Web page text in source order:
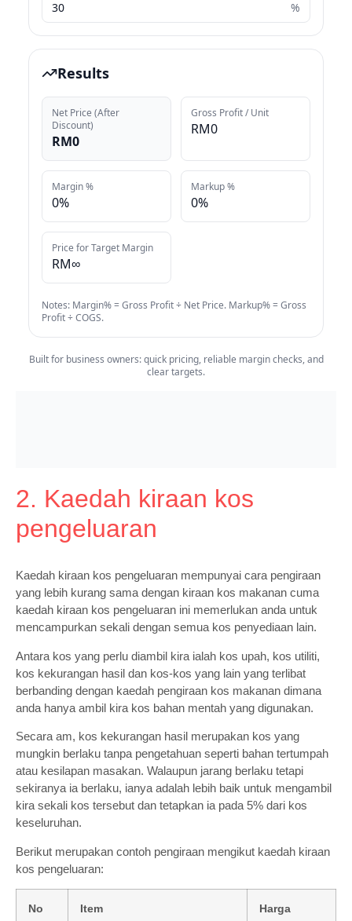
2. Kaedah kiraan kos
pengeluaran
Kaedah kiraan kos pengeluaran mempunyai cara pengiraan
yang lebih kurang sama dengan kiraan kos makanan cuma
kaedah kiraan kos pengeluaran ini memerlukan anda untuk
mencampurkan sekali dengan semua kos penyediaan lain.
Antara kos yang perlu diambil kira ialah kos upah, kos utiliti,
kos kekurangan hasil dan kos-kos yang lain yang terlibat
berbanding dengan kaedah pengiraan kos makanan dimana
anda hanya ambil kira kos bahan mentah yang digunakan.
Secara am, kos kekurangan hasil merupakan kos yang
mungkin berlaku tanpa pengetahuan seperti bahan tertumpah
atau kesilapan masakan. Walaupun jarang berlaku tetapi
sekiranya ia berlaku, ianya adalah lebih baik untuk mengambil
kira sekali kos tersebut dan tetapkan ia pada 5% dari kos
keseluruhan.
Berikut merupakan contoh pengiraan mengikut kaedah kiraan
kos pengeluaran:
No Item Harga